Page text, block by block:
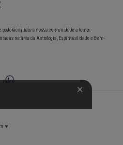
ajudar a nossa comunidade a tomar
na área da Astrologia, Espiritualidade e Bem-
♥